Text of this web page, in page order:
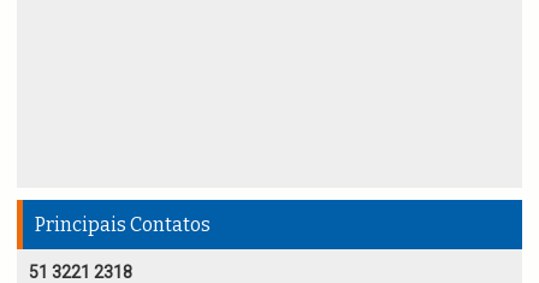
Principais Contatos
51 3221 2318